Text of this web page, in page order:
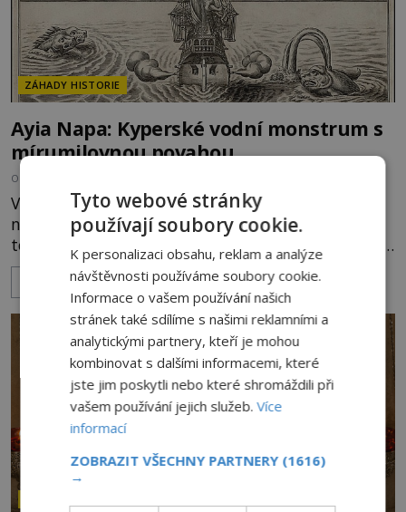
ZÁHADY HISTORIE
Ayia Napa: Kyperské vodní monstrum s
mírumilovnou povahou
OD
Vodní monstra jsou poměrně častým koloritem
nejrůznějších jezer, řek či ostrovů. Mnozí skeptici
to přikládají hlavně snaze dané místo zviditelnit a
přitáhnout k němu pozornost záhadám
nakloněných turistů. Je to také případ kyperského
tvora jménem Ayia Napa? Nebo se může za
legendami o něm ukrývat nějaký pravdivý základ?
V blízkosti Mysu Greco, jak se přez
ZOBRAZIT VÍCE
Tyto webové stránky
používají soubory cookie.
K personalizaci obsahu, reklam a analýze
návštěvnosti používáme soubory cookie.
Informace o vašem používání našich
stránek také sdílíme s našimi reklamními a
analytickými partnery, kteří je mohou
kombinovat s dalšími informacemi, které
jste jim poskytli nebo které shromáždili při
vašem používání jejich služeb.Více
informací
ZOBRAZIT VŠECHNY PARTNERY (1616)
→